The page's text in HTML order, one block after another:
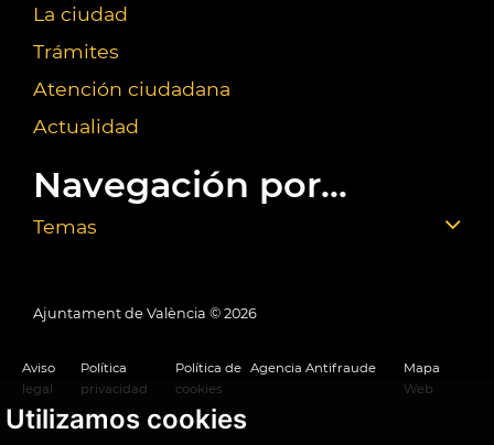
Utilizamos cookies
La ciudad
Trámites
Atención ciudadana
Actualidad
Navegación por...
Temas
Ajuntament de València © 2026
Aviso
legal
Política
privacidad
Política de
cookies
Agencia Antifraude
Mapa
Web